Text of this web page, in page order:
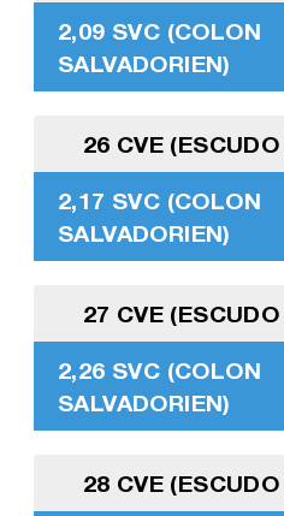
2,09 SVC (COLON
SALVADORIEN)
26 CVE
2,17 SVC (COLON
SALVADORIEN)
27 CVE
2,26 SVC (COLON
SALVADORIEN)
28 CVE